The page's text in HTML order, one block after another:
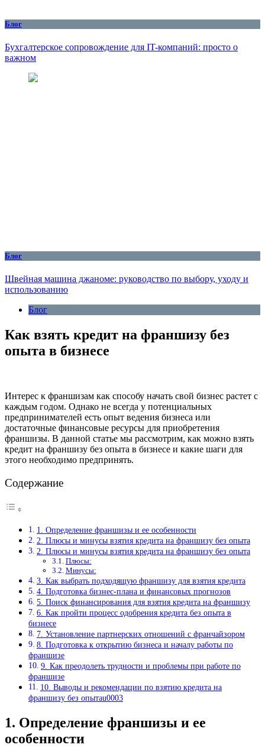
Блог
Бухгалтерское сопровождение для IT-компаний: просто о
важном
Блог
Швейная машина джаноме: руководство по выбору, уходу и
использованию
Блог
Как взять кредит на франшизу без
опыта в бизнесе
Интерес к франшизам как способу начать свой бизнес растет с
каждым годом. Однако не всегда у потенциальных
предпринимателей есть опыт ведения бизнеса или
достаточные финансовые ресурсы для приобретения
франшизы. В данной статье мы рассмотрим, как можно взять
кредит на франшизу без опыта в бизнесе и какие шаги для
этого необходимо предпринять.
Содержание
1. Определение франшизы и ее особенности
2. Плюсы и минусы взятия кредита на франшизу без опыта
2. Плюсы и минусы взятия кредита на франшизу без опыта
Плюсы:
Минусы:
3. Как выбрать подходящую франшизу для взятия кредита
4. Подготовка бизнес-плана и финансовых прогнозов
5. Поиск финансирования для взятия кредита на франшизу
6. Как пройти процесс одобрения кредита без опыта в
бизнесе
7. Установление партнерских отношений с франчайзором
8. Подготовка к открытию бизнеса и началу работы по
франшизе
9. Как преодолеть трудности и проблемы при работе по
франшизе
10. Выводы и рекомендации по взятию кредита на
франшизу без опытаu0003
1. Определение франшизы и ее
особенности